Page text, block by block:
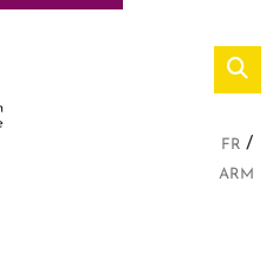
FR
ARM